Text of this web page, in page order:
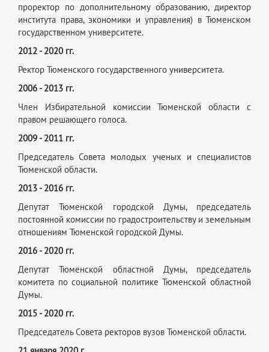
проректор по дополнительному образованию, директор
института права, экономики и управления) в Тюменском
государственном университете.
2012 - 2020 гг.
Ректор Тюменского государственного университета.
2006 - 2013 гг.
Член Избирательной комиссии Тюменской области с
правом решающего голоса.
2009 - 2011 гг.
Председатель Совета молодых ученых и специалистов
Тюменской области.
2013 - 2016 гг.
Депутат Тюменской городской Думы, председатель
постоянной комиссии по градостроительству и земельным
отношениям Тюменской городской Думы.
2016 - 2020 гг.
Депутат Тюменской областной Думы, председатель
комитета по социальной политике Тюменской областной
Думы.
2015 - 2020 гг.
Председатель Совета ректоров вузов Тюменской области.